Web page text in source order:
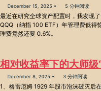
December 15, 2025 5 分钟阅读
最近在研究全球资产配置时，我发现
QQQ（纳指 100 ETF）年管理费低得
理费竟然还要 0.6%。
相对收益率下的大师级
December 8, 2025 3 分钟阅读
1、格雷厄姆 1929 年股市泡沫破灭后